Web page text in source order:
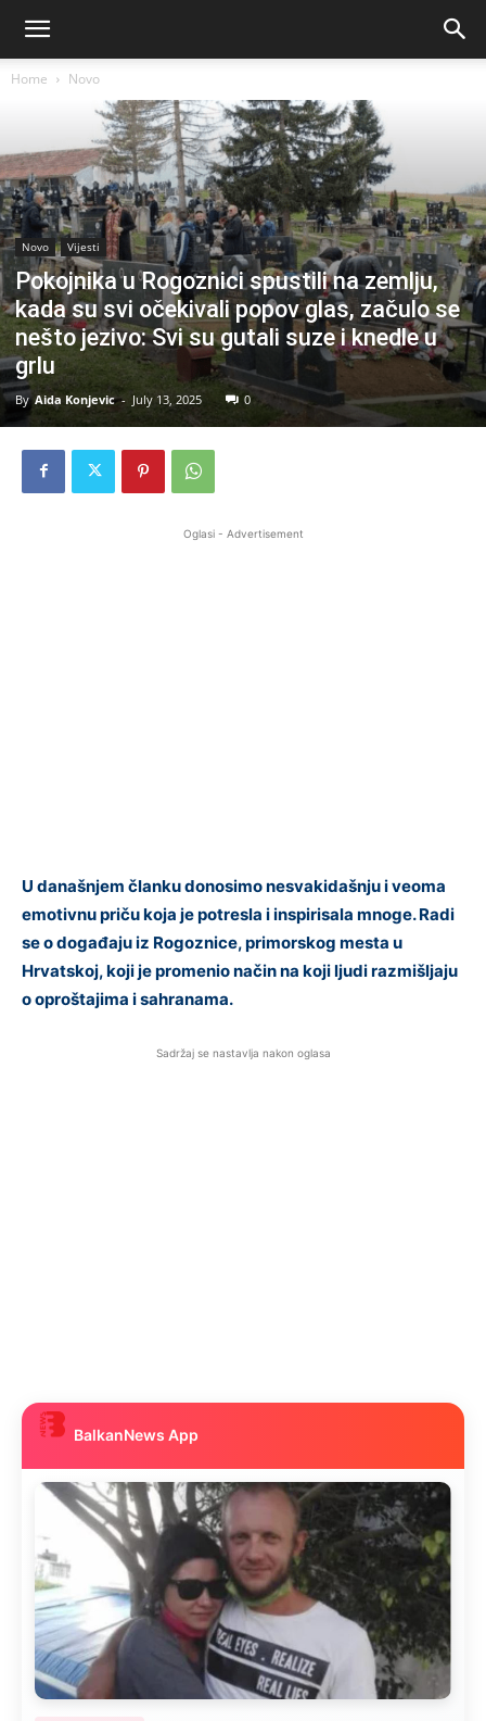
Home Novo
Novo Vijesti
Pokojnika u Rogoznici spustili na zemlju,
kada su svi očekivali popov glas, začulo se
nešto jezivo: Svi su gutali suze i knedle u
grlu
By Aida Konjevic - July 13, 2025 0
Oglasi - Advertisement
U današnjem članku donosimo nesvakidašnju i veoma
emotivnu priču koja je potresla i inspirisala mnoge. Radi
se o događaju iz Rogoznice, primorskog mesta u
Hrvatskoj, koji je promenio način na koji ljudi razmišljaju
o oproštajima i sahranama.
Sadržaj se nastavlja nakon oglasa
BalkanNews App